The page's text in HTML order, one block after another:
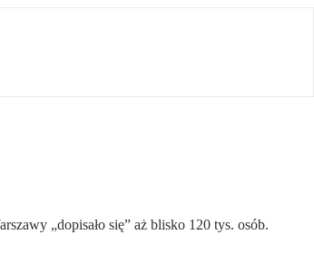
„dopisało się” aż blisko 120 tys. osób.